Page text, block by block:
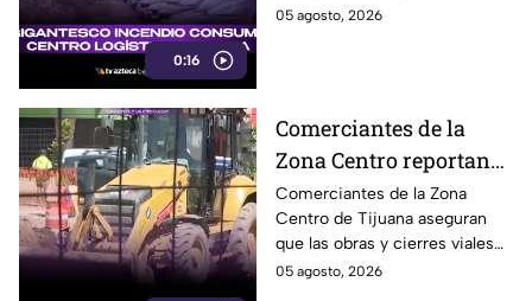
0:16
espacial rusa Roscosmos. El
05 agosto, 2026
Comerciantes de la
Zona Centro reportan
caída de hasta 40% por
obras en avenida
Revolución
Comerciantes de la Zona
Centro de Tijuana aseguran
que las obras y cierres viales
en la avenida Revolución han
05 agosto, 2026